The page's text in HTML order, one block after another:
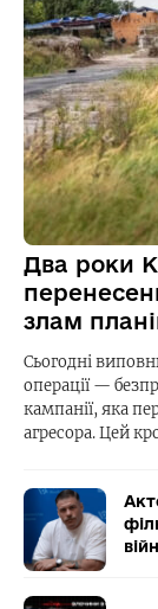
Два роки
злам
Сьогодні
операції —
кампанії, яка
агресора. Цей